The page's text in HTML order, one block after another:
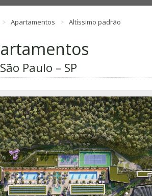
Apartamentos Altíssimo padrão
Paulo – SP